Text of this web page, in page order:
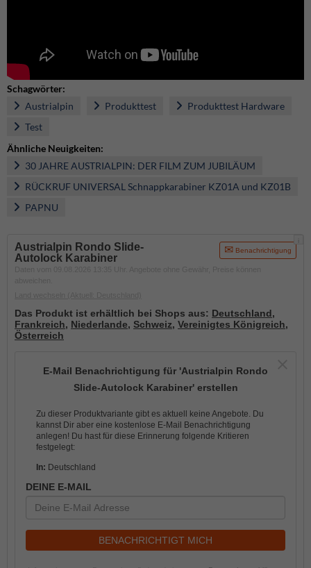
Schagwörter:
Austrialpin
Produkttest
Produkttest Hardware
Test
Ähnliche Neuigkeiten:
30 JAHRE AUSTRIALPIN: DER FILM ZUM JUBILÄUM
RÜCKRUF UNIVERSAL Schnappkarabiner KZ01A und KZ01B
PAPNU
Austrialpin Rondo Slide-
Autolock Karabiner
Benachrichtigung
Das Produkt ist erhältlich bei Shops aus: Deutschland,
Frankreich, Niederlande, Schweiz, Vereinigtes Königreich,
Österreich
E-Mail Benachrichtigung für 'Austrialpin Rondo
Slide-Autolock Karabiner' erstellen
Zu dieser Produktvariante gibt es aktuell keine Angebote. Du
kannst Dir aber eine kostenlose E-Mail Benachrichtigung
anlegen! Du hast für diese Erinnerung folgende Kritieren
festgelegt:
In: Deutschland
DEINE E-MAIL
BENACHRICHTIGT MICH